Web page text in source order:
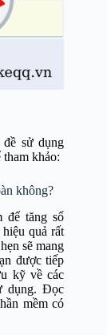
sử dụng
tham khảo:
không?
để tăng số
quả rất
sẽ mang
được tiếp
kỹ về các
dụng. Đọc
mềm có